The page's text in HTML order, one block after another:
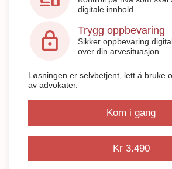
digitale innhold
lock Trygg oppbevaring
Sikker oppbevaring
over din arvesituasjon
Løsningen er selvbetjent, lett å bruke
av advokater.
Kom i gang
Kr 3.490